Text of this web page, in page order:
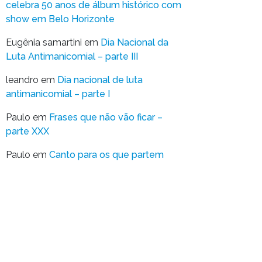
celebra 50 anos de álbum histórico com
show em Belo Horizonte
Eugênia samartini em Dia Nacional da
Luta Antimanicomial – parte III
leandro em Dia nacional de luta
antimanicomial – parte I
Paulo em Frases que não vão ficar –
parte XXX
Paulo em Canto para os que partem